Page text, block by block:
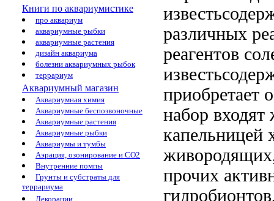
Книги по аквариумистике
про аквариум
аквариумные рыбки
аквариумные растения
дизайн аквариума
болезни аквариумных рыбок
террариум
Аквариумный магазин
Аквариумная химия
Аквариумные беспозвоночные
Аквариумные растения
Аквариумные рыбки
Аквариумы и тумбы
Аэрация, озонирование и CO2
Внутренние помпы
Грунты и субстраты для
террариума
Декорации
различных
реагентов
приобретает
набор
капельницей
прочих